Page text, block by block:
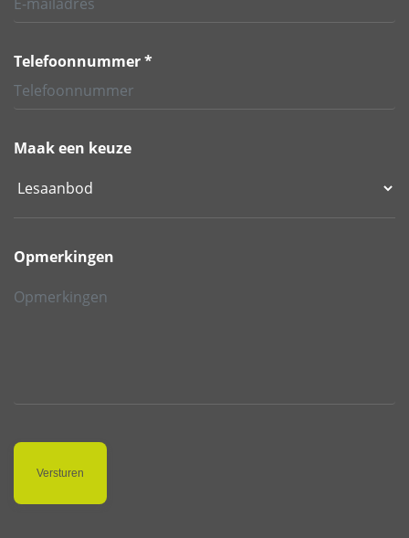
Telefoonnummer *
Maak een keuze
Opmerkingen